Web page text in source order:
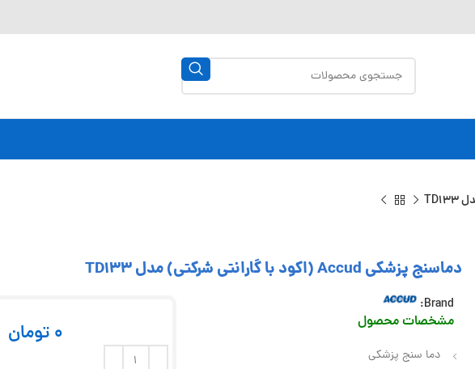
دماسنج پزشکی Accud (اکود با گارانتی شرکتی) مدل TD133
Brand:
مشخصات محصول
دما سنج پزشکی
0 تومان